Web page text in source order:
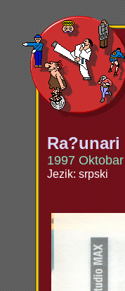
Ra?unari
1997
Jezik: srpski